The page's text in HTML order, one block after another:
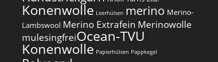
Konenwolle Leerhülsen merino Merino-
Lambswool Merino Extrafein Merinowolle
mulesingfrei​Ocean-TVU
Konenwolle Papierhülsen Pappkegel